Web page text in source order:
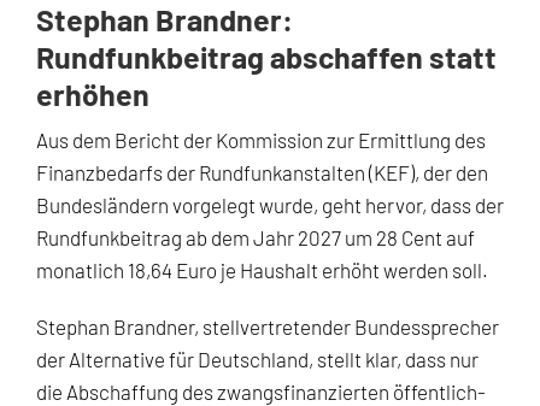
Stephan Brandner:
Rundfunkbeitrag abschaffen statt
erhöhen
Aus dem Bericht der Kommission zur Ermittlung des
Finanzbedarfs der Rundfunkanstalten (KEF), der den
Bundesländern vorgelegt wurde, geht hervor, dass der
Rundfunkbeitrag ab dem Jahr 2027 um 28 Cent auf
monatlich 18,64 Euro je Haushalt erhöht werden soll.
Stephan Brandner, stellvertretender Bundessprecher
der Alternative für Deutschland, stellt klar, dass nur
die Abschaffung des zwangsfinanzierten öffentlich-